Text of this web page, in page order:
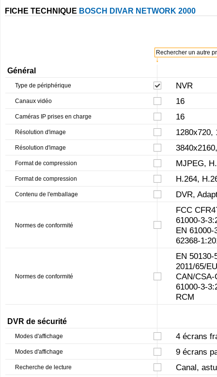
FICHE TECHNIQUE BOSCH DIVAR NETWORK 2000
↓
Rechercher un autre
Général
Type de périphérique NVR
Canaux vidéo 16
Caméras IP prises en charge 16
Résolution d'image 1280x720,
Résolution d'image
Format de compression MJPEG,
Format de compression H.264,
Contenu de l'emballage DVR,
Normes de conformité
FCC
61000-3-
EN
62368-
Normes de conformité
EN
2011/65/
CAN/CSA-
61000-3-
RCM
DVR de sécurité
Modes d'affichage 4 écrans
Modes d'affichage 9 écrans
Recherche de lecture Canal,